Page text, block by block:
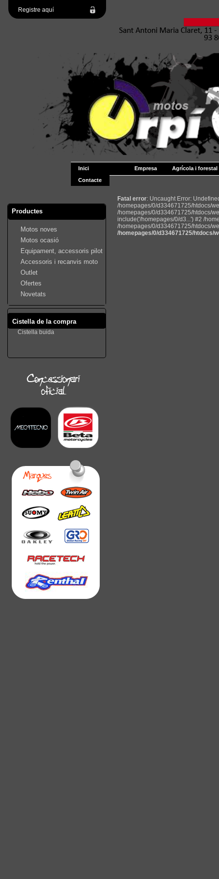
Registre aquí
Inici Empresa
Agrícola i forestal
Contacte
Productes
Motos noves
Motos ocasió
Equipament, accessoris pilot
Accessoris i recanvis moto
Outlet
Ofertes
Novetats
Cistella de la compra
Cistella buida
Fatal error: Uncaught Error:
/homepages/0/d334671725/htdocs/
/homepages/0/d334671725/htdocs/
include('/homepages/0/d3...') #2 /
/homepages/0/d334671725/htdocs/
/homepages/0/d334671725/htdocs/